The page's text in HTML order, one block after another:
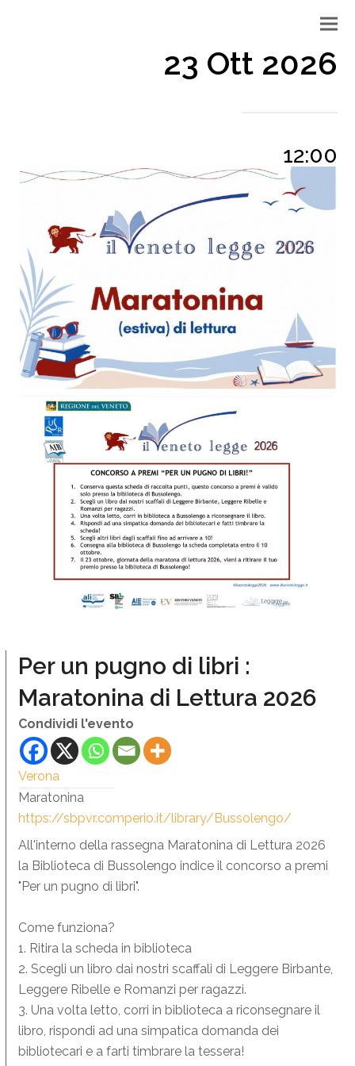
23 Ott 2026
12:00
Per un pugno di libri :
Maratonina di Lettura 2026
Condividi l'evento
Verona
Maratonina
https://sbpvr.comperio.it/library/Bussolengo/
All'interno della rassegna Maratonina di Lettura 2026
la Biblioteca di Bussolengo indice il concorso a premi
"Per un pugno di libri".
Come funziona?
1. Ritira la scheda in biblioteca
2. Scegli un libro dai nostri scaffali di Leggere Birbante,
Leggere Ribelle e Romanzi per ragazzi.
3. Una volta letto, corri in biblioteca a riconsegnare il
libro, rispondi ad una simpatica domanda dei
bibliotecari e a farti timbrare la tessera!